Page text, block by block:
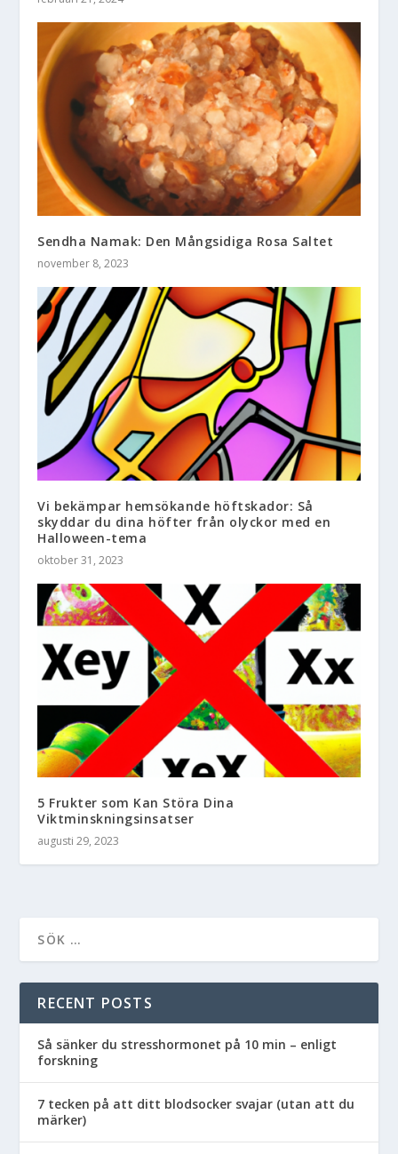
Sendha Namak: Den Mångsidiga Rosa Saltet
november 8, 2023
Vi bekämpar hemsökande höftskador: Så
skyddar du dina höfter från olyckor med en
Halloween-tema
oktober 31, 2023
5 Frukter som Kan Störa Dina
Viktminskningsinsatser
augusti 29, 2023
RECENT POSTS
Så sänker du stresshormonet på 10 min – enligt
forskning
7 tecken på att ditt blodsocker svajar (utan att du
märker)